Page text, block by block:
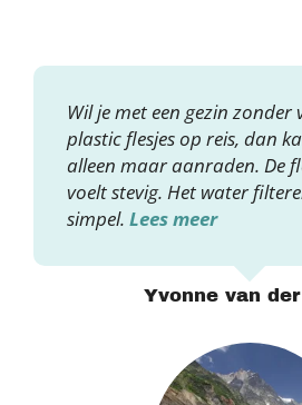
Wil je met een gezin zonder
plastic flesjes op reis, dan
alleen maar aanraden. De
voelt stevig. Het water
simpel. Lees meer
Yvonne van